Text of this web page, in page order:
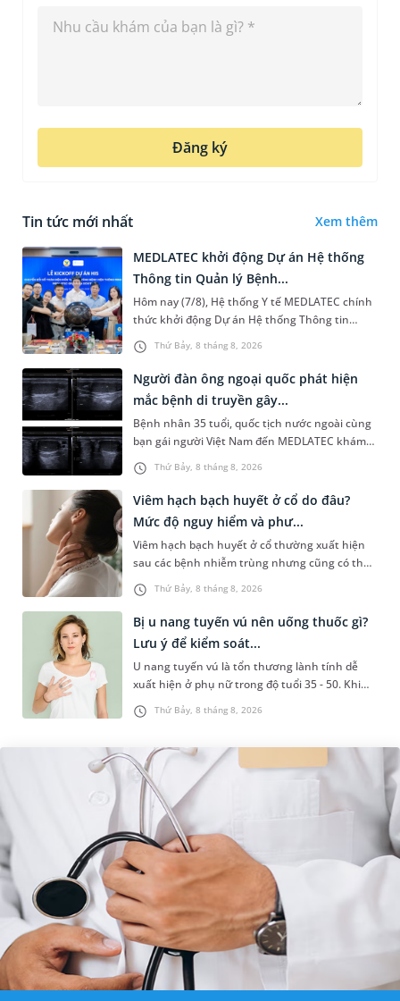
Đăng ký
Tin tức mới nhất Xem thêm
Thứ Bảy, 8 tháng 8, 2026
MEDLATEC khởi động Dự án Hệ thống
Thông tin Quản lý Bệnh...
Hôm nay (7/8), Hệ thống Y tế MEDLATEC chính
thức khởi động Dự án Hệ thống Thông tin
Quản lý Bệnh viện (HIS - Hospital Information
System) giai đoạn mới. Dự á...
Thứ Bảy, 8 tháng 8, 2026
Người đàn ông ngoại quốc phát hiện
mắc bệnh di truyền gây...
Bệnh nhân 35 tuổi, quốc tịch nước ngoài cùng
bạn gái người Việt Nam đến MEDLATEC khám
sức khỏe tiền hôn nhân. Qua thăm khám và
làm các xét nghiệm chuyên sâu,...
Thứ Bảy, 8 tháng 8, 2026
Viêm hạch bạch huyết ở cổ do đâu?
Mức độ nguy hiểm và phư...
Viêm hạch bạch huyết ở cổ thường xuất hiện
sau các bệnh nhiễm trùng nhưng cũng có thể
liên quan đến lao hạch hoặc ung thư. Để tìm
hiểu nguyên nhân gây viêm,...
Thứ Bảy, 8 tháng 8, 2026
Bị u nang tuyến vú nên uống thuốc gì?
Lưu ý để kiểm soát...
U nang tuyến vú là tổn thương lành tính dễ
xuất hiện ở phụ nữ trong độ tuổi 35 - 50. Khi
được chẩn đoán mắc bệnh, nhiều người
thường băn khoăn u nang tuyến v...